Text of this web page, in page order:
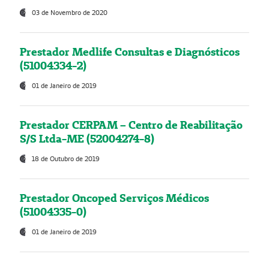
03 de Novembro de 2020
Prestador Medlife Consultas e Diagnósticos
(51004334-2)
01 de Janeiro de 2019
Prestador CERPAM – Centro de Reabilitação
S/S Ltda-ME (52004274-8)
18 de Outubro de 2019
Prestador Oncoped Serviços Médicos
(51004335-0)
01 de Janeiro de 2019